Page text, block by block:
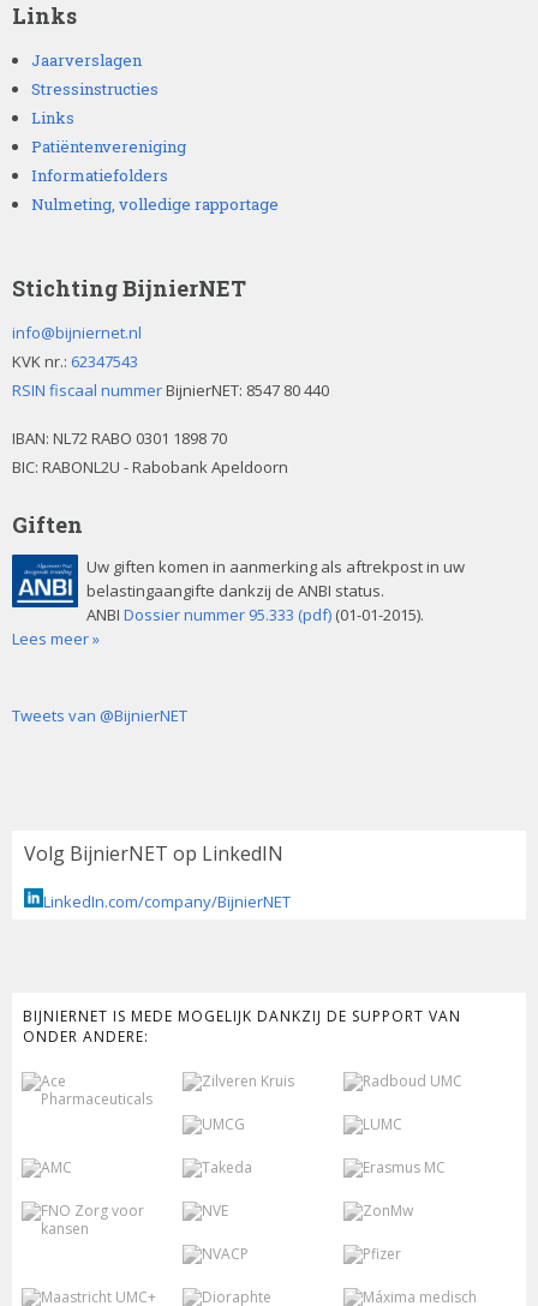
Links
Jaarverslagen
Stressinstructies
Links
Patiëntenvereniging
Informatiefolders
Nulmeting, volledige rapportage
Stichting BijnierNET
info@bijniernet.nl
KVK nr.: 62347543
RSIN fiscaal nummerBijnierNET: 8547 80 440
IBAN: NL72 RABO 0301 1898 70
BIC: RABONL2U - Rabobank Apeldoorn
Giften
Uw giften komen in aanmerking als aftrekpost in uw
belastingaangifte dankzij de ANBI status.
ANBI Dossier nummer 95.333 (pdf) (01-01-2015).
Lees meer »
Tweets van @BijnierNET
Volg BijnierNET op LinkedIN
LinkedIn.com/company/BijnierNET
BIJNIERNET IS MEDE MOGELIJK DANKZIJ DE SUPPORT VAN
ONDER ANDERE: